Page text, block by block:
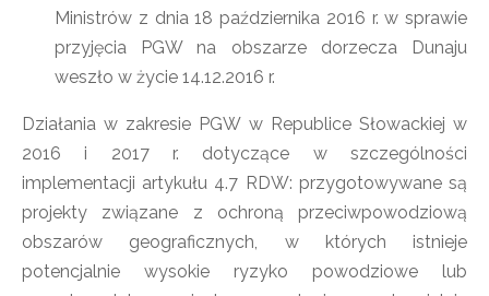
Ministrów z dnia 18 października 2016 r. w sprawie
przyjęcia PGW na obszarze dorzecza Dunaju
weszło w życie 14.12.2016 r.
Działania w zakresie PGW w Republice Słowackiej w
2016 i 2017 r. dotyczące w szczególności
implementacji artykułu 4.7 RDW: przygotowywane są
projekty związane z ochroną przeciwpowodziową
obszarów geograficznych, w których istnieje
potencjalnie wysokie ryzyko powodziowe lub